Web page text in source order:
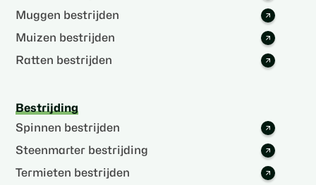
Muggen bestrijden
Muizen bestrijden
Ratten bestrijden
Bestrijding
Spinnen bestrijden
Steenmarter bestrijding
Termieten bestrijden